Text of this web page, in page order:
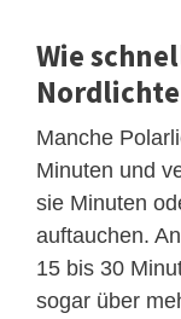
Wie
Manche
Minuten und
sie Minuten
auftauchen.
15 bis 30
sogar über